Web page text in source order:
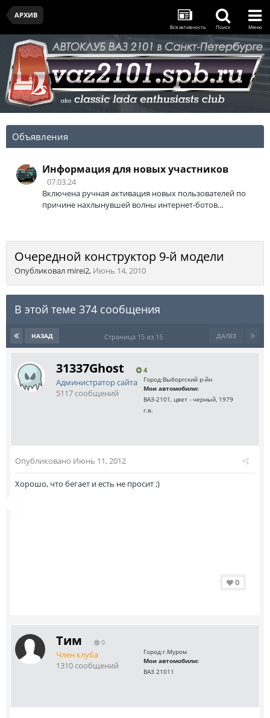
АРХИВ
Вся активность Поиск Меню
Объявления
Информация для новых участников
07.03.24
Включена ручная активация новых пользователей по
причине нахлынувшей волны интернет-ботов...
Очередной конструктор 9-й модели
Опубликовал mirei2, Июнь 14, 2010
В этой теме 374 сообщения
НАЗАД ДАЛЕЕ
Страница 15 из 15
31337Ghost 4
Администратор сайта
5117 сообщений
Город:Выборгский р-йн
Мои автомобили:
ВАЗ-2101, цвет - черный, 1979
г.в.
Опубликовано Июнь 11, 2012
Хорошо, что бегает и есть не просит ;)
0
Тим 0
Член клуба
1310 сообщений
Город:г.Муром
Мои автомобили:
ВАЗ 21011